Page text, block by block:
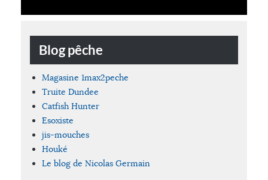
Blog pêche
Magasine 1max2peche
Truite Dundee
Catfish Hunter
Esoxiste
jis-mouches
Houké
Le blog de Nicolas Germain